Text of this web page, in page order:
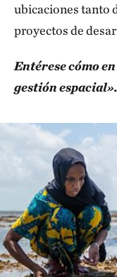
ubicaciones tanto
proyectos de
Entérese cómo
gestión espacial».